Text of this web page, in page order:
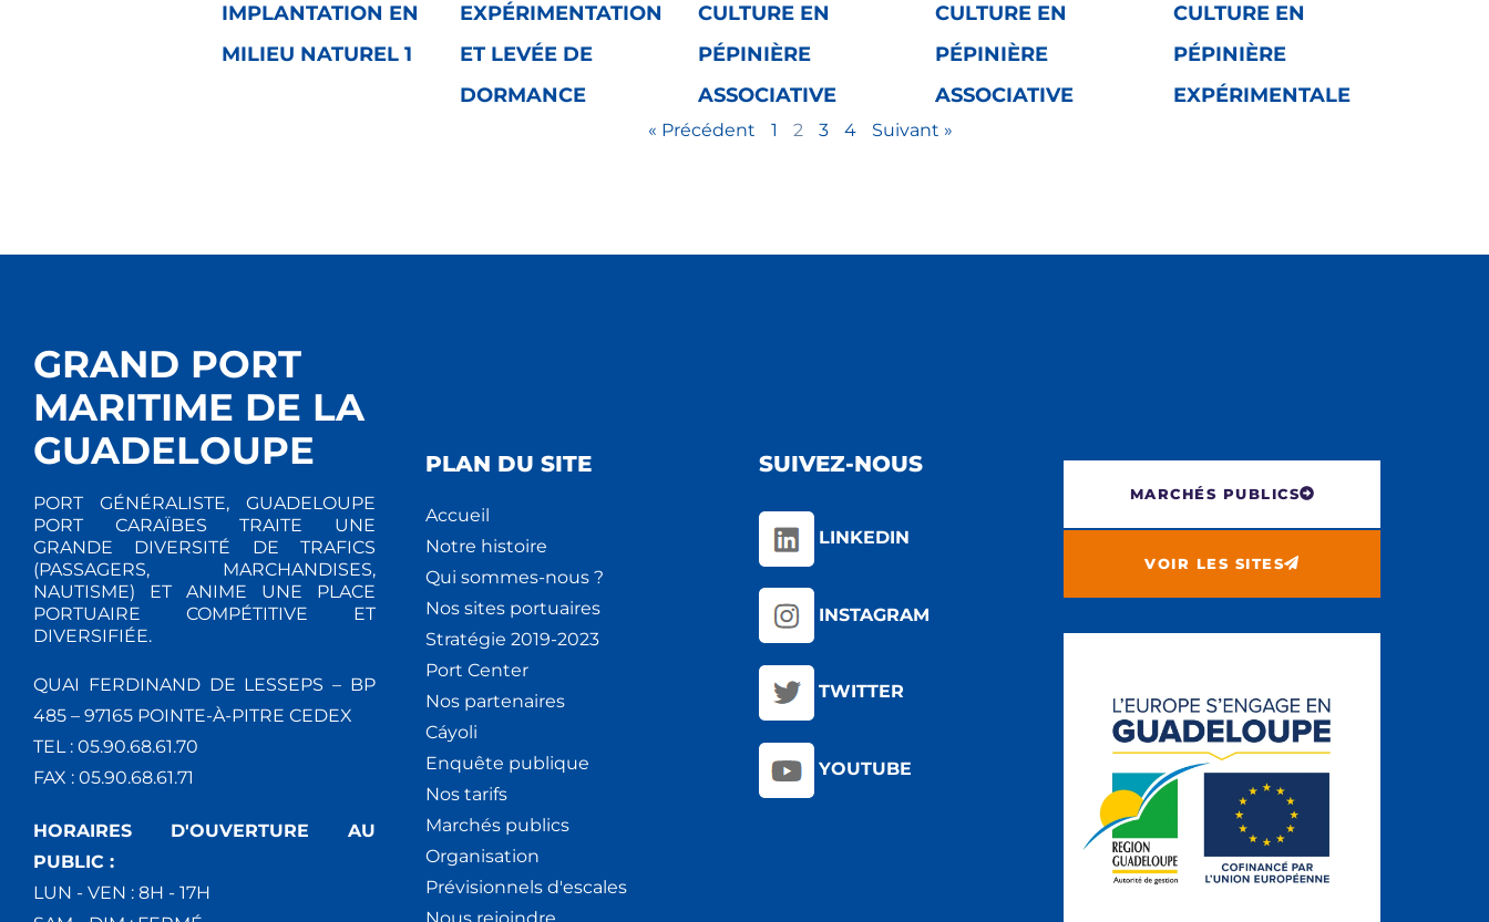
IMPLANTATION EN
MILIEU NATUREL 1
EXPÉRIMENTATION
ET LEVÉE DE
DORMANCE
CULTURE EN
PÉPINIÈRE
ASSOCIATIVE
CULTURE EN
PÉPINIÈRE
ASSOCIATIVE
CULTURE EN
PÉPINIÈRE
EXPÉRIMENTALE
« Précédent 1 2 3 4 Suivant »
GRAND PORT
MARITIME DE LA
GUADELOUPE
PORT GÉNÉRALISTE, GUADELOUPE
PORT CARAÏBES TRAITE UNE
GRANDE DIVERSITÉ DE TRAFICS
(PASSAGERS, MARCHANDISES,
NAUTISME) ET ANIME UNE PLACE
PORTUAIRE COMPÉTITIVE ET
DIVERSIFIÉE.
QUAI FERDINAND DE LESSEPS – BP
485 – 97165 POINTE-À-PITRE CEDEX
TEL : 05.90.68.61.70
FAX : 05.90.68.61.71
HORAIRES D'OUVERTURE AU
PUBLIC :
LUN - VEN : 8H - 17H
PLAN DU SITE
Accueil
Notre histoire
Qui sommes-nous ?
Nos sites portuaires
Stratégie 2019-2023
Port Center
Nos partenaires
Cáyoli
Enquête publique
Nos tarifs
Marchés publics
Organisation
Prévisionnels d'escales
SUIVEZ-NOUS
LINKEDIN
INSTAGRAM
TWITTER
YOUTUBE
MARCHÉS PUBLICS
VOIR LES SITES